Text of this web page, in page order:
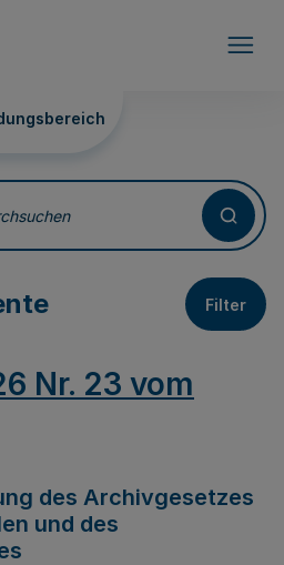
Filter
Nr. 23 vom
des Archivgesetzes
und des